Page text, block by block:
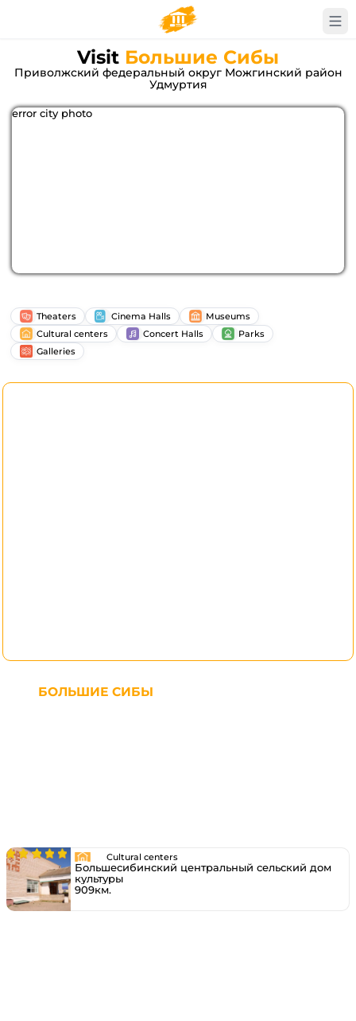
Visit Большие Сибы
Приволжский федеральный округ Можгинский район
Удмуртия
error city photo
Theaters Cinema Halls
Museums
Cultural centers
Concert Halls
Parks
Galleries
БОЛЬШИЕ СИБЫ
Cultural centers
Большесибинский центральный сельский дом
культуры
909км.